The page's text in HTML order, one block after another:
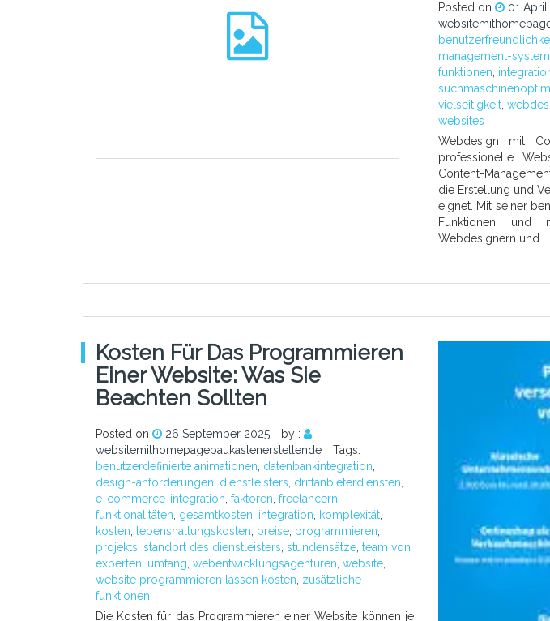
Posted on 01
management-system
funktionen
vielseitigkeit,
websites
Webdesign mit
professionelle
Content-
die Erstellung und
eignet. Mit seiner
Funktionen und
Webdesignern und
Kosten Für Das Programmieren
Einer Website: Was Sie
Beachten Sollten
Posted on 26 September 2025
by :
websitemithomepagebaukastenerstellende
Tags:
benutzerdefinierte animationen datenbankintegration
design-anforderungen dienstleisters drittanbieterdiensten
e-commerce-integration faktoren freelancern
funktionalitäten gesamtkosten integration komplexität
kosten
lebenshaltungskosten preise programmieren
projekts standort des dienstleisters stundensätze team von
experten umfang webentwicklungsagenturen website
website programmieren lassen kosten zusätzliche
funktionen
Die Kosten für das Programmieren einer Website können je